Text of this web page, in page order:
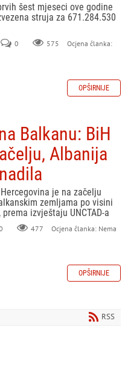
šest mjeseci ove godine
struja za 671.284.530
0 575
Ocjena članka:
OPŠIRNIJE
Balkanu: BiH
Albanija
je na začelju
zemljama po visini
izvještaju UNCTAD-a
477
Ocjena članka: Nema
OPŠIRNIJE
RSS